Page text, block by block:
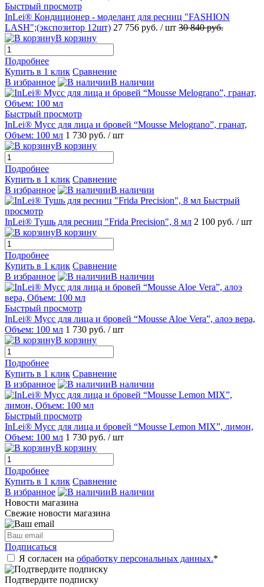
Быстрый просмотр
InLei® Кондиционер - моделант для ресниц "FASHION
LASH";(экспозитор 12шт) 27 756 руб. / шт 30 840 руб.
В корзину
Подробнее
Купить в 1 клик Сравнение
В избранное
В наличии
Быстрый просмотр
InLei® Мусс для лица и бровей “Mousse Melograno”, гранат,
Объем: 100 мл 1 730 руб. / шт
В корзину
Подробнее
Купить в 1 клик Сравнение
В избранное
В наличии
Быстрый
просмотр
InLei® Тушь для ресниц "Frida Precision", 8 мл 2 100 руб. / шт
В корзину
Подробнее
Купить в 1 клик Сравнение
В избранное
В наличии
Быстрый просмотр
InLei® Мусс для лица и бровей “Mousse Aloe Vera”, алоэ вера,
Объем: 100 мл 1 730 руб. / шт
В корзину
Подробнее
Купить в 1 клик Сравнение
В избранное
В наличии
Быстрый просмотр
InLei® Мусс для лица и бровей “Mousse Lemon MIX”, лимон,
Объем: 100 мл 1 730 руб. / шт
В корзину
Подробнее
Купить в 1 клик Сравнение
В избранное
В наличии
Новости магазина
Свежие новости магазина
Подписаться
Я согласен на обработку персональных данных.*
Подтвердите подписку